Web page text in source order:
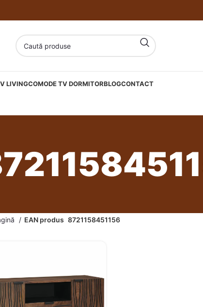
LIVINGCOMODE TV DORMITORBLOGCONTACT
EAN produs 8721158451156